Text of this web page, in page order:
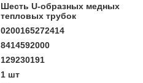
Шесть U-образных медных
тепловых трубок
0200165272414
8414592000
129230191
1 шт